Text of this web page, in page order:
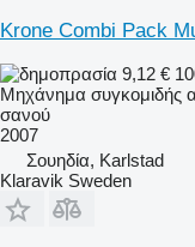
Krone Combi Pack
9,12 €
Μηχάνημα συγκομιδής
σανού
2007
Σουηδία, Karlstad
Klaravik Sweden